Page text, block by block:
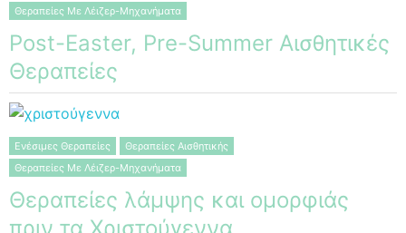
Θεραπείες Με Λέιζερ-Μηχανήματα
Post-Easter, Pre-Summer Αισθητικές
Θεραπείες
Ενέσιμες Θεραπείες
Θεραπείες Αισθητικής
Θεραπείες Με Λέιζερ-Μηχανήματα
Θεραπείες λάμψης και ομορφιάς